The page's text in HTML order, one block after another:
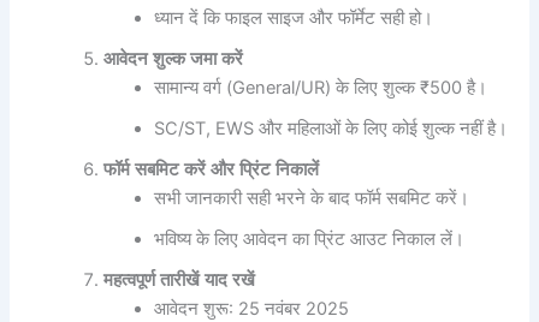
ध्यान दें कि फाइल साइज और फॉर्मेट सही हो।
आवेदन शुल्क जमा करें
सामान्य वर्ग (General/UR) के लिए शुल्क ₹500 है।
SC/ST, EWS और महिलाओं के लिए कोई शुल्क नहीं है।
फॉर्म सबमिट करें और प्रिंट निकालें
सभी जानकारी सही भरने के बाद फॉर्म सबमिट करें।
भविष्य के लिए आवेदन का प्रिंट आउट निकाल लें।
महत्वपूर्ण तारीखें याद रखें
आवेदन शुरू: 25 नवंबर 2025